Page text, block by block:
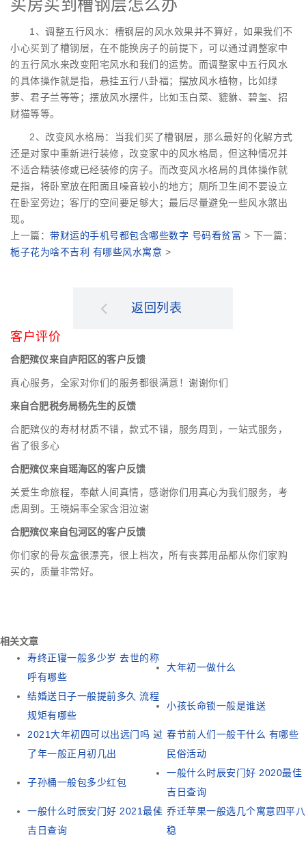
买房买到槽钢层怎么办
1、调整五行风水：槽钢层的风水效果并不算好，如果我们不
小心买到了槽钢层，在不能换房子的前提下，可以通过调整家中
的五行风水来改变阳宅风水和我们的运势。而调整家中五行风水
的具体操作就是指，悬挂五行八卦福；摆放风水植物，比如绿
萝、君子兰等等；摆放风水摆件，比如玉白菜、貔貅、碧玺、招
财猫等等。
2、改变风水格局：当我们买了槽钢层，那么最好的化解方式
还是对家中重新进行装修，改变家中的风水格局，但这种情况并
不适合精装修或已经装修的房子。而改变风水格局的具体操作就
是指，将卧室放在阳面且噪音较小的地方；厕所卫生间不要设立
在卧室旁边；客厅的空间要足够大；最后尽量避免一些风水煞出
现。
上一篇： 带财运的手机号都包含哪些数字 号码看贫富 > 下一篇：
栀子花为啥不吉利 有哪些风水寓意 >
返回列表
客户评价
合肥殡仪来自庐阳区的客户反馈
真心服务，全家对你们的服务都很满意！谢谢你们
来自合肥税务局杨先生的反馈
合肥殡仪的寿材材质不错，款式不错，服务周到，一站式服务，
省了很多心
合肥殡仪来自瑶海区的客户反馈
关爱生命旅程，奉献人间真情，感谢你们用真心为我们服务，考
虑周到。王晓娟率全家含泪泣谢
合肥殡仪来自包河区的客户反馈
你们家的骨灰盒很漂亮，很上档次，所有丧葬用品都从你们家购
买的，质量非常好。
相关文章
寿终正寝一般多少岁 去世的称
呼有哪些
大年初一做什么
结婚送日子一般提前多久 流程
规矩有哪些
小孩长命锁一般是谁送
2021大年初四可以出远门吗 过
了年一般正月初几出
春节前人们一般干什么 有哪些
民俗活动
子孙桶一般包多少红包
一般什么时辰安门好 2020最佳
吉日查询
一般什么时辰安门好 2021最佳
吉日查询
乔迁苹果一般选几个寓意四平八
稳